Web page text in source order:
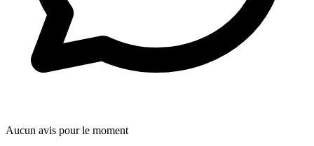
Aucun avis pour le moment